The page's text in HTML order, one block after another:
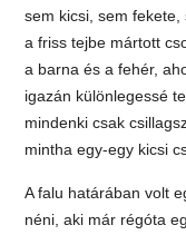
sem kicsi, sem
a friss tejbe mártott
a barna és a fehér,
igazán különlegessé
mindenki csak
mintha egy-egy kicsi
A falu határában volt
néni, aki már régóta